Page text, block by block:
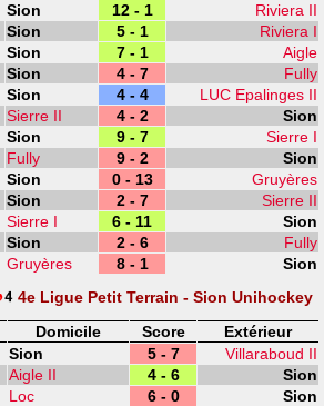
Sion 12 - 1
Riviera II
Sion 5 - 1
Riviera I
Sion 7 - 1
Aigle
Sion 4 - 7
Fully
Sion 4 - 4
LUC Epalinges II
Sierre II 4 - 2
Sion
Sion 9 - 7
Sierre I
Fully 9 - 2
Sion
Sion 0 - 13
Gruyères
Sion 2 - 7
Sierre II
Sierre I 6 - 11
Sion
Sion 2 - 6
Fully
Gruyères 8 - 1
Sion
4e Ligue Petit Terrain - Sion Unihockey
Domicile Score
Extérieur
Sion 5 - 7
Villaraboud II
Aigle II 4 - 6
Sion
Loc 6 - 0
Sion